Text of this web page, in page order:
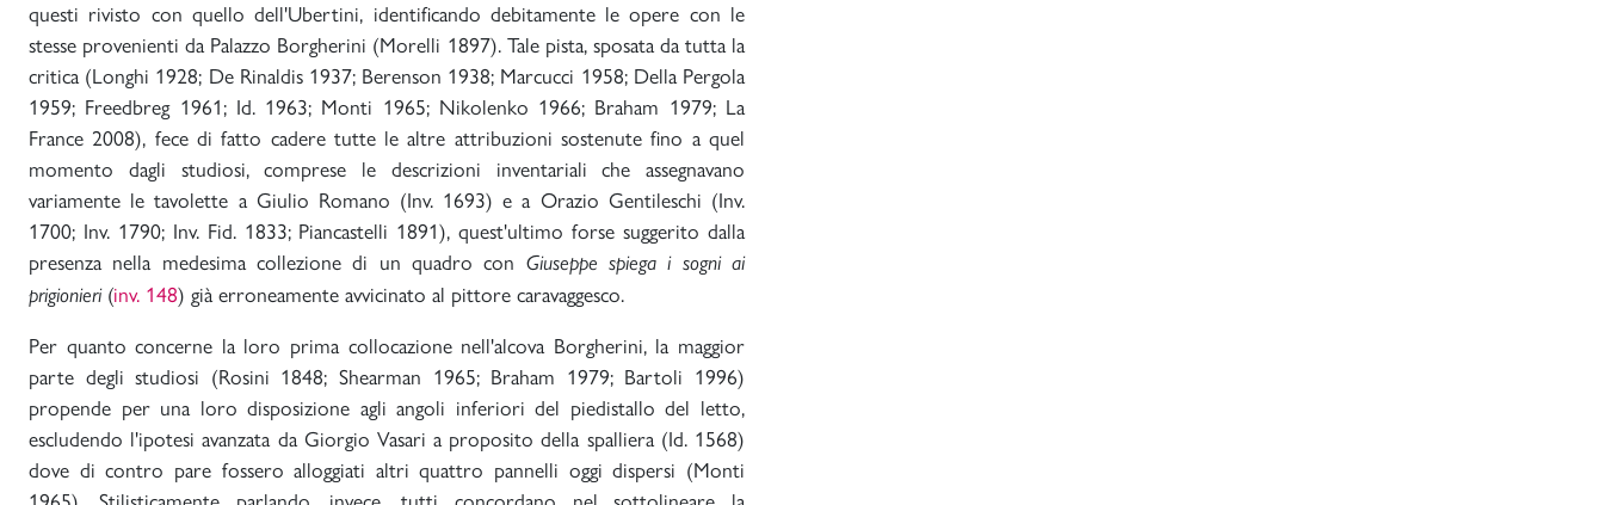
questi rivisto con quello dell'Ubertini, identificando debitamente le opere con le
stesse provenienti da Palazzo Borgherini (Morelli 1897). Tale pista, sposata da tutta la
critica (Longhi 1928; De Rinaldis 1937; Berenson 1938; Marcucci 1958; Della Pergola
1959; Freedbreg 1961; Id. 1963; Monti 1965; Nikolenko 1966; Braham 1979; La
France 2008), fece di fatto cadere tutte le altre attribuzioni sostenute fino a quel
momento dagli studiosi, comprese le descrizioni inventariali che assegnavano
variamente le tavolette a Giulio Romano (Inv. 1693) e a Orazio Gentileschi (Inv.
1700; Inv. 1790; Inv. Fid. 1833; Piancastelli 1891), quest'ultimo forse suggerito dalla
presenza nella medesima collezione di un quadro con Giuseppe spiega i sogni ai
prigionieri(inv. 148) già erroneamente avvicinato al pittore caravaggesco.
Per quanto concerne la loro prima collocazione nell'alcova Borgherini, la maggior
parte degli studiosi (Rosini 1848; Shearman 1965; Braham 1979; Bartoli 1996)
propende per una loro disposizione agli angoli inferiori del piedistallo del letto,
escludendo l'ipotesi avanzata da Giorgio Vasari a proposito della spalliera (Id. 1568)
dove di contro pare fossero alloggiati altri quattro pannelli oggi dispersi (Monti